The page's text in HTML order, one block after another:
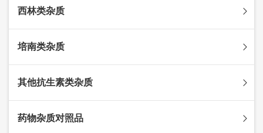
头孢唑林杂质
头孢他啶杂质
西林类杂质
苯唑西林杂质
替卡西林杂质
培南类杂质
多立培南杂质
其他抗生素类杂质
药物杂质对照品